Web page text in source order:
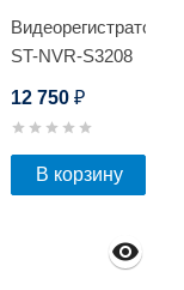
Видеорегистратор
ST-NVR-S3208
12 750 ₽
В корзину